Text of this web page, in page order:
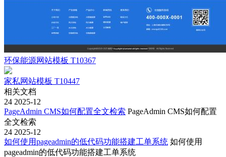
环保能源网站模板 T10367
家私网站模板 T10447
相关文档
24 2025-12
PageAdmin CMS如何配置全文检索 PageAdmin CMS如何配置
全文检索
24 2025-12
如何使用pageadmin的低代码功能搭建工单系统 如何使用
pageadmin的低代码功能搭建工单系统